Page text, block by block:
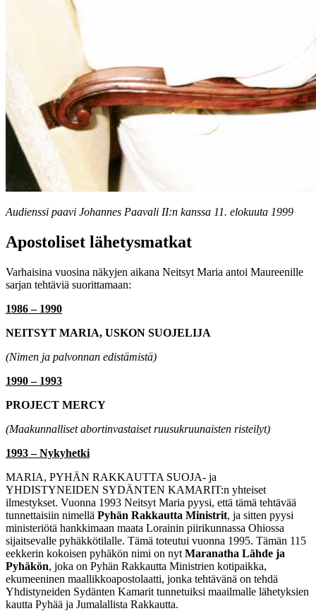
Audienssi paavi Johannes Paavali II:n kanssa 11. elokuuta 1999
Apostoliset lähetysmatkat
Varhaisina vuosina näkyjen aikana Neitsyt Maria antoi Maureenille
sarjan tehtäviä suorittamaan:
1986 – 1990
NEITSYT MARIA, USKON SUOJELIJA
(Nimen ja palvonnan edistämistä)
1990 – 1993
PROJECT MERCY
(Maakunnalliset abortinvastaiset ruusukruunaisten risteilyt)
1993 – Nykyhetki
MARIA, PYHÄN RAKKAUTTA SUOJA- ja
YHDISTYNEIDEN SYDÄNTEN KAMARIT:n yhteiset
ilmestykset. Vuonna 1993 Neitsyt Maria pyysi, että tämä tehtävää
tunnettaisiin nimellä Pyhän Rakkautta Ministrit, ja sitten pyysi
ministeriötä hankkimaan maata Lorainin piirikunnassa Ohiossa
sijaitsevalle pyhäkkötilalle. Tämä toteutui vuonna 1995. Tämän 115
eekkerin kokoisen pyhäkön nimi on nyt Maranatha Lähde ja
Pyhäkön, joka on Pyhän Rakkautta Ministrien kotipaikka,
ekumeeninen maallikkoapostolaatti, jonka tehtävänä on tehdä
Yhdistyneiden Sydänten Kamarit tunnetuiksi maailmalle lähetyksien
kautta Pyhää ja Jumalallista Rakkautta.